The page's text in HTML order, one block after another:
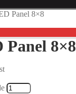
Panel 8×8
Panel 8×8